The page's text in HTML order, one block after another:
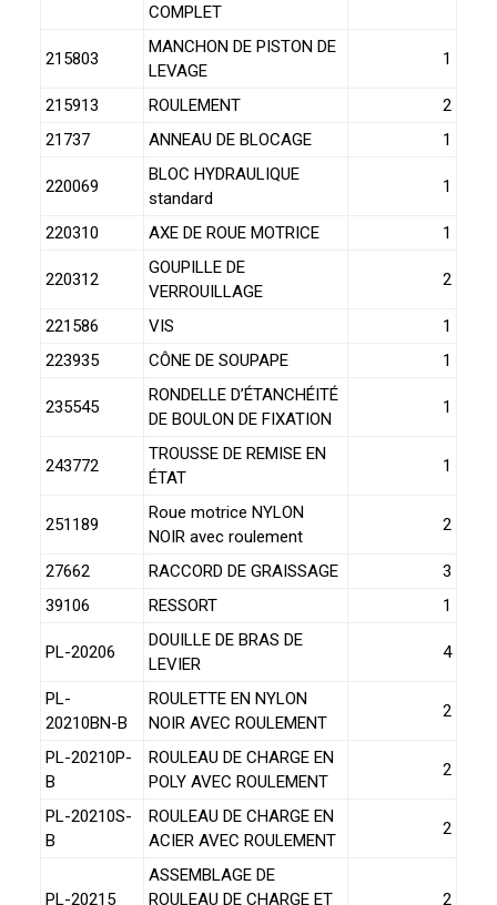
COMPLET
215803
MANCHON DE PISTON DE
LEVAGE
1
215913 ROULEMENT
2
21737
ANNEAU DE BLOCAGE 1
220069
BLOC HYDRAULIQUE
standard
1
220310 AXE DE ROUE MOTRICE 1
220312
GOUPILLE DE
VERROUILLAGE
2
221586 VIS
1
223935
CÔNE DE SOUPAPE 1
235545
RONDELLE D’ÉTANCHÉITÉ
DE BOULON DE FIXATION
1
243772
TROUSSE DE REMISE EN
ÉTAT
1
251189
Roue motrice NYLON
NOIR avec roulement
2
27662 RACCORD DE GRAISSAGE
3
39106
RESSORT 1
PL-20206
DOUILLE DE BRAS DE
LEVIER
4
PL-
20210BN-B
ROULETTE EN NYLON
NOIR AVEC ROULEMENT
2
PL-20210P-
B
ROULEAU DE CHARGE EN
POLY AVEC ROULEMENT
2
PL-20210S-
B
ROULEAU DE CHARGE EN
ACIER AVEC ROULEMENT
2
PL-20215
ASSEMBLAGE DE
ROULEAU DE CHARGE ET
2